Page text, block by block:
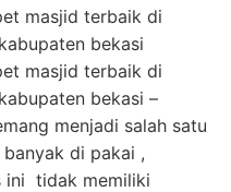
masjid terbaik di
bekasi
masjid terbaik di
bekasi –
menjadi salah satu
di pakai ,
ini tidak memiliki